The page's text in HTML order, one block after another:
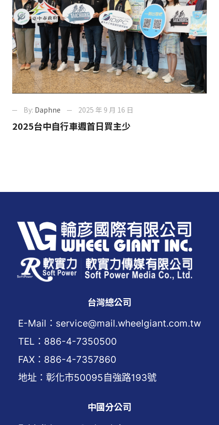
By: Daphne 2025 年 9 月 16 日
2025台中自行車週首日買主少
台灣總公司
E-Mail：service@mail.wheelgiant.com.tw
TEL：886-4-7350500
FAX：886-4-7357860
地址：彰化市50095自強路193號
中國分公司